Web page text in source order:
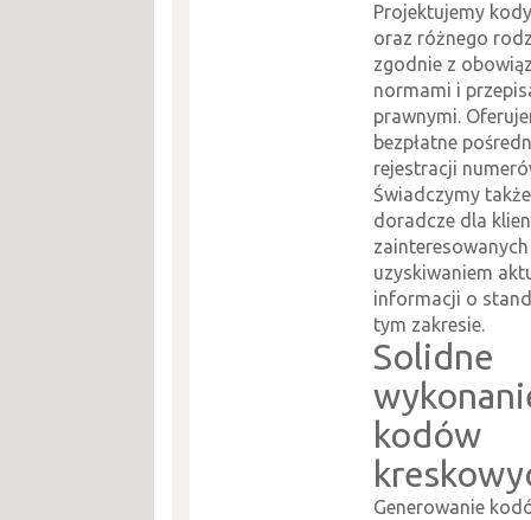
Projektujemy
oraz różnego
zgodnie z
normami i
prawnymi.
bezpłatne
rejestracji
Świadczymy
doradcze dla
zainteresowanych
uzyskiwaniem
informacji o
tym zakresie.
Solidne
kodów
Generowanie